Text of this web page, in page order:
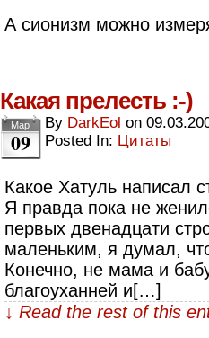
А сионизм можно
Какая прелесть :-)
Мар
09
By DarkEol on
Posted In: Цитаты
Какое Хатуль написал
Я правда пока не
первых двенадцати
маленьким, я думал,
Конечно, не мама и
благоуханней и[…]
↓ Read the rest of this